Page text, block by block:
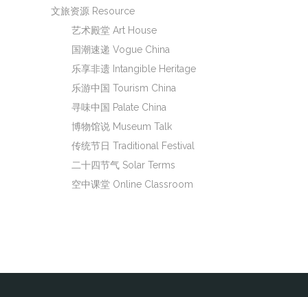
文旅资源 Resource
艺术殿堂 Art House
国潮速递 Vogue China
乐享非遗 Intangible Heritage
乐游中国 Tourism China
寻味中国 Palate China
博物馆说 Museum Talk
传统节日 Traditional Festival
二十四节气 Solar Terms
空中课堂 Online Classroom